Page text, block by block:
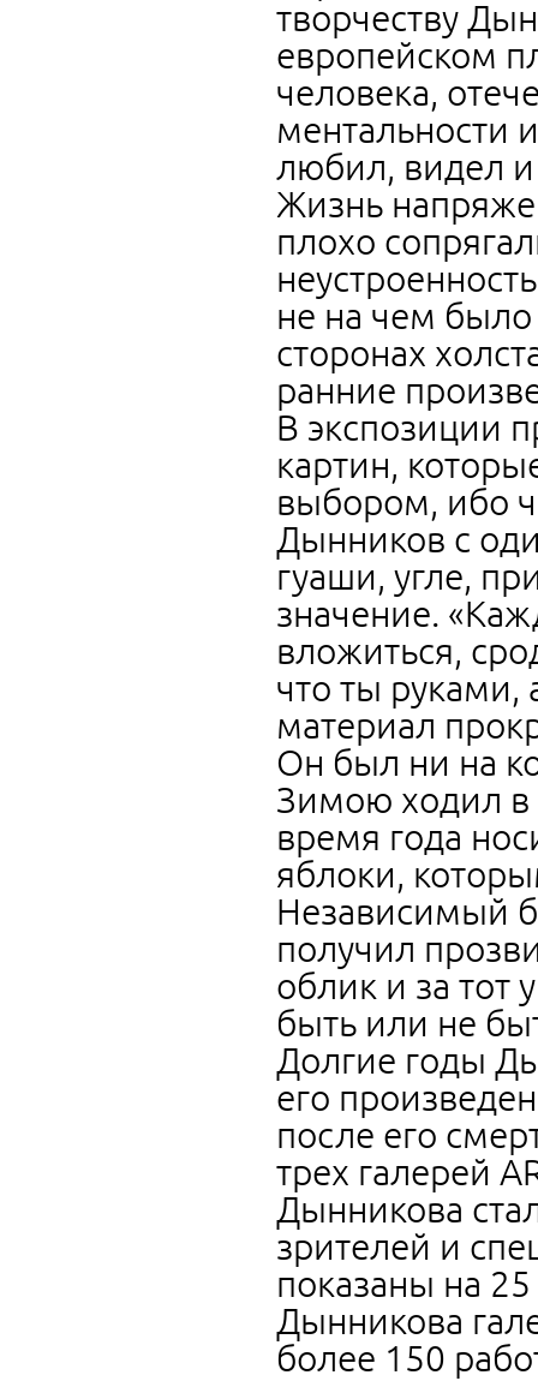
творчеству
европейском
человека,
ментальности
любил, видел и
Жизнь
плохо
не на чем было
сторонах
ранние
В экспозиции
картин,
выбором, ибо
Дынников с
гуаши, угле,
значение.
вложиться,
что ты руками,
материал
Он был ни на
Зимою ходил в
время года
яблоки,
Независимый
получил
облик и за тот
быть или не
Долгие годы
его
после его
трех галерей
Дынникова
зрителей и
показаны на
Дынникова
более 150